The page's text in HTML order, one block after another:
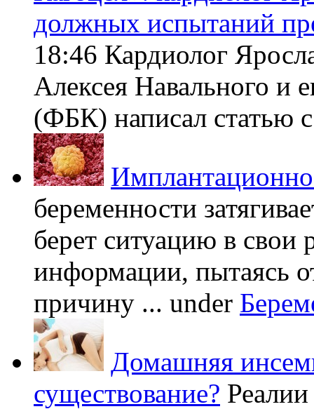
должных испытаний
18:46 Кардиолог
Алексея Навального и
(ФБК) написал статью
беременности
берет ситуацию в свои
информации, пытаясь
причину ... under
Домашняя
существование?